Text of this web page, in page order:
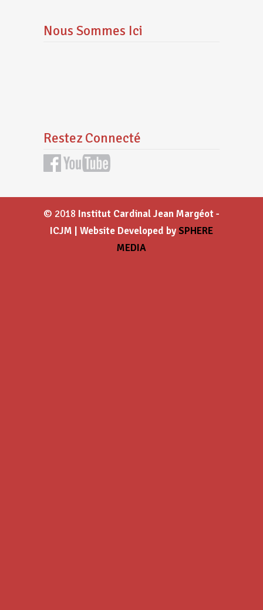
Nous Sommes Ici
Restez Connecté
© 2018 Institut Cardinal Jean Margéot -
ICJM | Website Developed bySPHERE
MEDIA